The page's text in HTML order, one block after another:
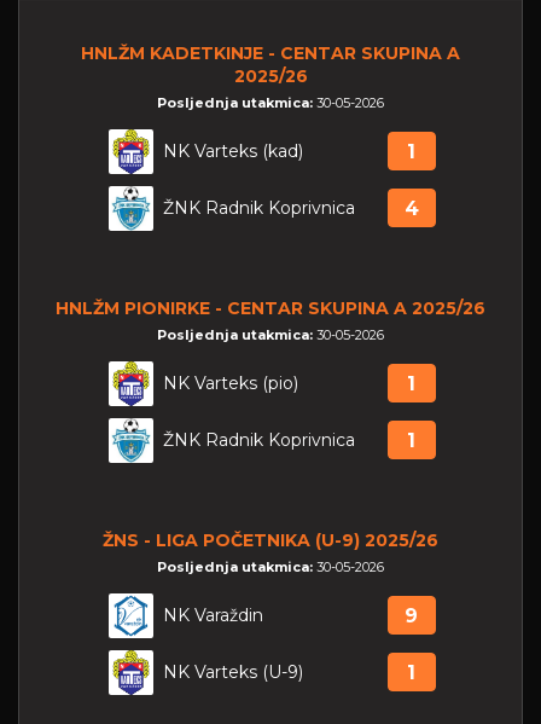
HNLŽM KADETKINJE - CENTAR SKUPINA A
2025/26
Posljednja utakmica: 30-05-2026
NK Varteks (kad) 1
ŽNK Radnik Koprivnica 4
HNLŽM PIONIRKE - CENTAR SKUPINA A 2025/26
Posljednja utakmica: 30-05-2026
NK Varteks (pio) 1
ŽNK Radnik Koprivnica 1
ŽNS - LIGA POČETNIKA (U-9) 2025/26
Posljednja utakmica: 30-05-2026
NK Varaždin 9
NK Varteks (U-9) 1